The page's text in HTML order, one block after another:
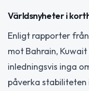
Världsnyheter i
Enligt rapporter
mot Bahrain,
inledningsvis inga
påverka stabiliteten